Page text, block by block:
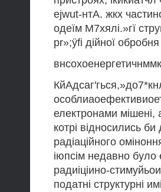
ejwut-нтА. жкх
одеїм М7хялі.»гї
pr»;ÿfi дійної обробня
електронами мішені,
котрі відносились
радіаційного
іюпсім недавно
радиіціино-
податні структурні